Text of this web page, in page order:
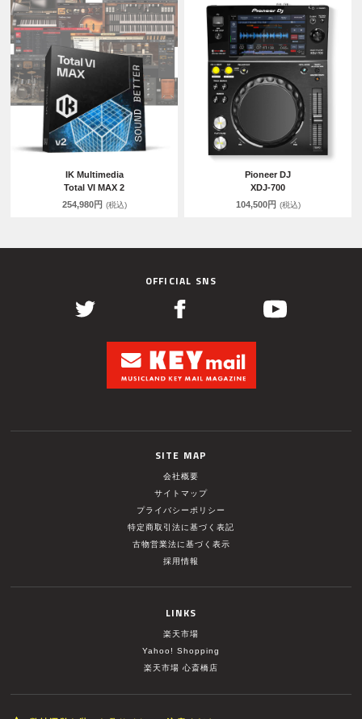
IK Multimedia
Total VI MAX 2
254,980円 (税込)
Pioneer DJ
XDJ-700
104,500円 (税込)
OFFICIAL SNS
SITE MAP
会社概要
サイトマップ
プライバシーポリシー
特定商取引法に基づく表記
古物営業法に基づく表示
採用情報
LINKS
楽天市場
Yahoo! Shopping
楽天市場 心斎橋店